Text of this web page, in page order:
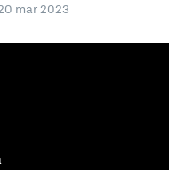
mar 2023